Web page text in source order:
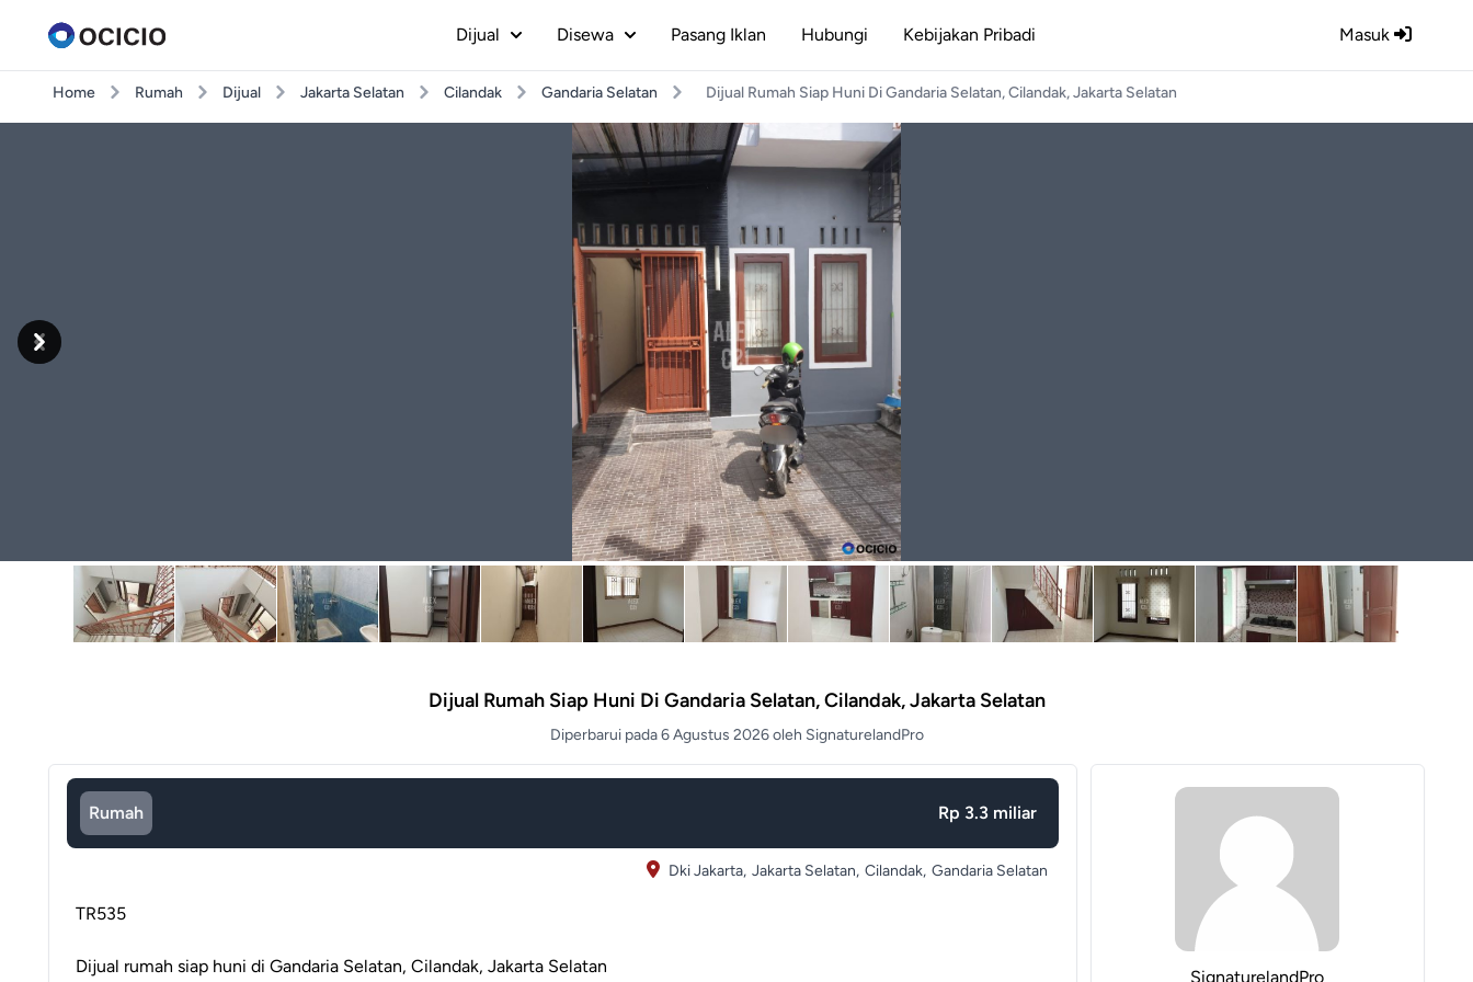
Masuk
Dijual Disewa Pasang Iklan Hubungi Kebijakan Pribadi
Home Rumah Dijual Jakarta Selatan Cilandak Gandaria Selatan Dijual Rumah Siap Huni Di Gandaria Selatan, Cilandak, Jakarta Selatan
Previous
Next
Dijual Rumah Siap Huni Di Gandaria Selatan, Cilandak, Jakarta Selatan
Diperbarui pada 6 Agustus 2026 oleh SignaturelandPro
Rumah Rp 3.3 miliar
Dki Jakarta, Jakarta Selatan, Cilandak, Gandaria Selatan
TR535
Dijual rumah siap huni di Gandaria Selatan, Cilandak, Jakarta Selatan
SignaturelandPro